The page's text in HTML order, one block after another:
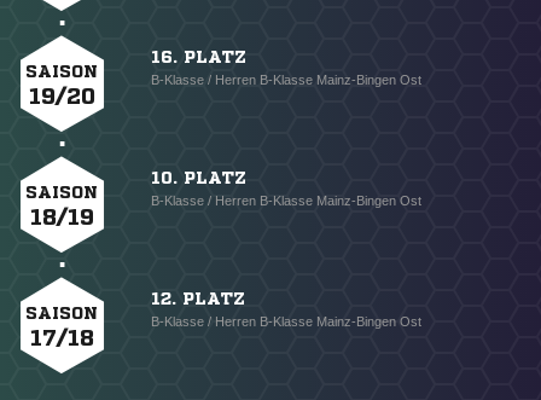
SAISON
19/20
16. PLATZ
B-Klasse / Herren B-Klasse Mainz-Bingen Ost
SAISON
18/19
10. PLATZ
B-Klasse / Herren B-Klasse Mainz-Bingen Ost
SAISON
17/18
12. PLATZ
B-Klasse / Herren B-Klasse Mainz-Bingen Ost